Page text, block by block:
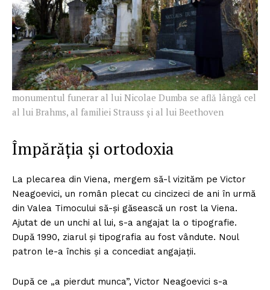
monumentul funerar al lui Nicolae Dumba se află lângă cel
al lui Brahms, al familiei Strauss și al lui Beethoven
Împărăția și ortodoxia
La plecarea din Viena, mergem să-l vizităm pe Victor
Neagoevici, un român plecat cu cincizeci de ani în urmă
din Valea Timocului să-și găsească un rost la Viena.
Ajutat de un unchi al lui, s-a angajat la o tipografie.
După 1990, ziarul și tipografia au fost vândute. Noul
patron le-a închis și a concediat angajații.
După ce „a pierdut munca”, Victor Neagoevici s-a